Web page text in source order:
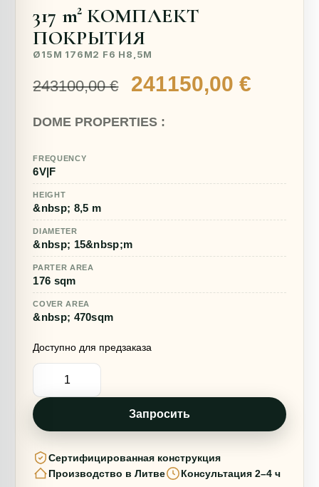
317 m² КОМПЛЕКТ
ПОКРЫТИЯ
Ø15M 176M2 F6 H8,5M
243100,00€
Первоначальная
составляла
241150,00€
DOME PROPERTIES :
FREQUENCY
6V|F
HEIGHT
&nbsp; 8,5 m
DIAMETER
&nbsp; 15&nbsp;m
PARTER AREA
176 sqm
COVER AREA
&nbsp; 470sqm
Доступно для предзаказа
Количество
317m2
КОМПЛЕКТ
ПОКРЫТИЯ
Ø15m
H8,5m
Запросить
Сертифицированная конструкция
Производство в Литве
Консультация 2–4 ч